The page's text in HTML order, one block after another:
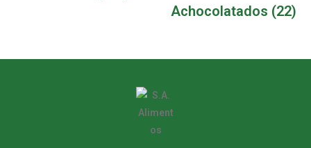
Achocolatados (22)